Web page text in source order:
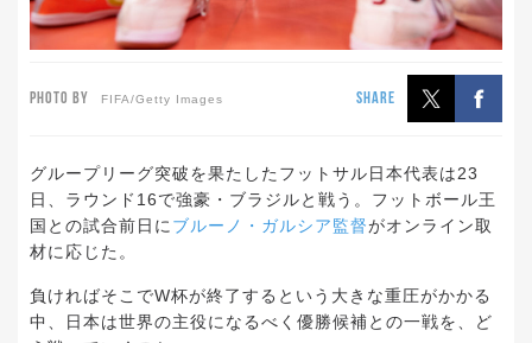
PHOTO BY FIFA/Getty Images SHARE
グループリーグ突破を果たしたフットサル日本代表は23
日、ラウンド16で強豪・ブラジルと戦う。フットボール王
国との試合前日に ブルーノ・ガルシア監督がオンライン取
材に応じた。
負ければそこでW杯が終了するという大きな重圧がかかる
中、日本は世界の主役になるべく優勝候補との一戦を、ど